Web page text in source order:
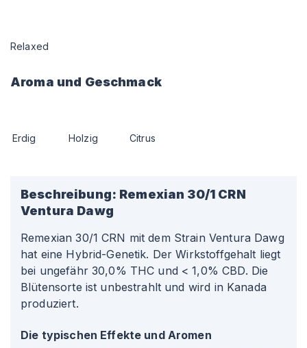
Relaxed
Aroma und Geschmack
Erdig Holzig Citrus
Beschreibung: Remexian 30/1 CRN
Ventura Dawg
Remexian 30/1 CRN mit dem Strain Ventura Dawg
hat eine Hybrid-Genetik. Der Wirkstoffgehalt liegt
bei ungefähr 30,0% THC und < 1,0% CBD. Die
Blütensorte ist unbestrahlt und wird in Kanada
produziert.
Die typischen Effekte und Aromen